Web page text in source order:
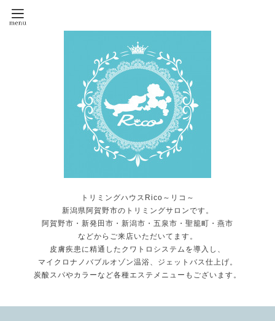
トリミングハウスRico～リコ～
新潟県阿賀野市のトリミングサロンです。
阿賀野市・新発田市・新潟市・五泉市・聖籠町・燕市
などからご来店いただいてます。
皮膚疾患に精通したクワトロシステムを導入し、
マイクロナノバブルオゾン温浴、ジェットバス仕上げ。
炭酸スパやカラーなど各種エステメニューもございます。